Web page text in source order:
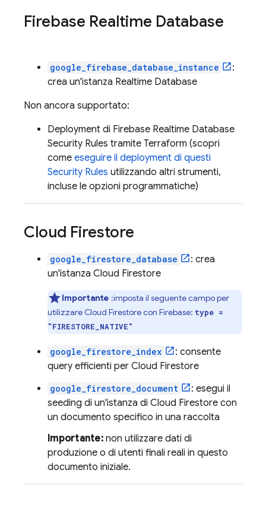
Firebase Realtime Database
google_firebase_database_instance
:
crea un'istanza Realtime Database
Non ancora supportato:
Deployment di Firebase Realtime Database
Security Rules tramite Terraform (scopri
come eseguire il deployment di questi
Security Rules utilizzando altri strumenti,
incluse le opzioni programmatiche)
Cloud Firestore
google_firestore_database
: crea
un'istanza Cloud Firestore
Importante :imposta il seguente campo per
utilizzare Cloud Firestorecon Firebase: type =
"FIRESTORE_NATIVE"
google_firestore_index
: consente
query efficienti per Cloud Firestore
google_firestore_document
: esegui il
seeding di un'istanza di Cloud Firestore con
un documento specifico in una raccolta
Importante:non utilizzare dati di
produzione o di utenti finali reali in questo
documento iniziale.